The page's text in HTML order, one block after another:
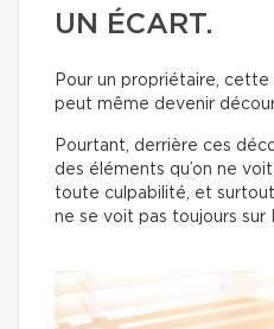
UN ÉCART.
Pour un propriétaire,
peut même devenir
Pourtant, derrière ces
des éléments qu’on ne
toute culpabilité, et
ne se voit pas toujours sur